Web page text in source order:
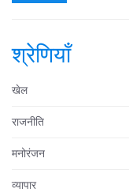
श्रेणियाँ
खेल
राजनीति
मनोरंजन
व्यापार